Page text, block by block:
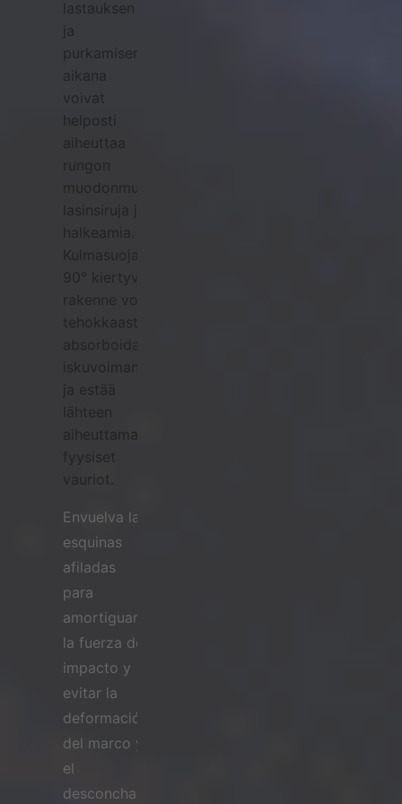
lastauksen
ja
purkamisen
aikana
voivat
helposti
aiheuttaa
rungon
muodonmuutoksia,
lasinsiruja ja
halkeamia.
Kulmasuojaimien
90° kiertyvä
rakenne voi
tehokkaasti
absorboida
iskuvoiman
ja estää
lähteen
aiheuttamat
fyysiset
vauriot.
Envuelva las
esquinas
afiladas
para
amortiguar
la fuerza del
impacto y
evitar la
deformación
del marco y
el
desconchado